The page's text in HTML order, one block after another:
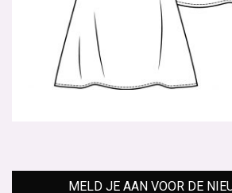
MELD JE AAN VOOR DE